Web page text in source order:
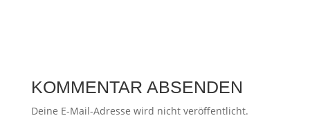
KOMMENTAR ABSENDEN
Deine E-Mail-Adresse wird nicht veröffentlicht.